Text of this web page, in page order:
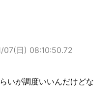
07(日) 08:10:50.72
いが調度いいんだけどな